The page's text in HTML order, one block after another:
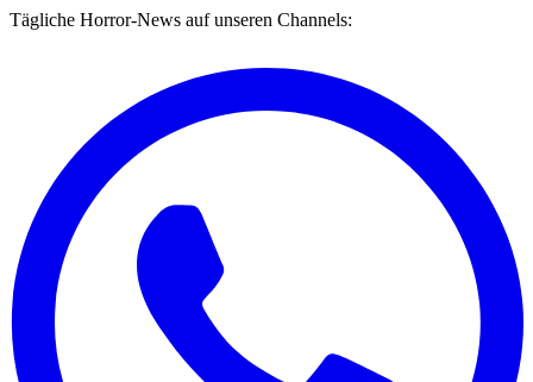
Tägliche Horror-News auf unseren Channels: